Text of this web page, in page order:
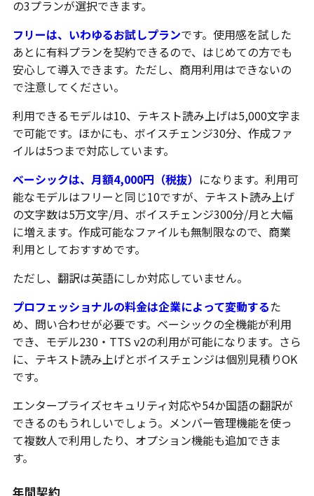
の3プランが選択できます。
フリーは、いわゆるお試しプランです。使用感を試した
あとに有料プランを契約できるので、はじめての方でも
安心して導入できます。ただし、商用利用はできないの
で注意してください。
利用できるモデルは10、テキスト読み上げは5,000文字ま
で可能です。ほかにも、ボイスチェンジ30分、作成ファ
イルは5つまで対応しています。
ベーシックは、月額4,000円（税抜） になります。利用可
能なモデルはフリーと同じ10ですが、テキスト読み上げ
の文字数は5万文字/月、ボイスチェンジ300分/月と大幅
に増えます。作成可能なファイルも無制限なので、商業
利用としておすすめです。
ただし、翻訳は英語にしか対応していません。
プロフェッショナルの料金は企業によって変動するた
め、問い合わせが必要です。ベーシックの全機能が利用
でき、モデル230・TTS v2の利用が可能になります。さら
に、テキスト読み上げとボイスチェンジは個別見積りOK
です。
エンタープライズセキュリティ対応や54か国語の翻訳が
できるのもうれしいでしょう。メンバー管理機能を使っ
て複数人で利用したり、オプション機能も追加できま
す。
年間契約